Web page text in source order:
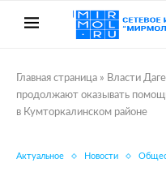
Главная страница » Власти
продолжают оказывать
в Кумторкалинском районе
Актуальное Новости